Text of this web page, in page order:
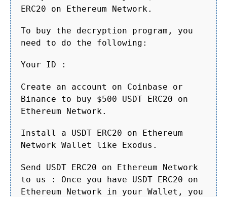
ERC20 on Ethereum Network.
To buy the decryption program, you
need to do the following:
Your ID :
Create an account on Coinbase or
Binance to buy $500 USDT ERC20 on
Ethereum Network.
Install a USDT ERC20 on Ethereum
Network Wallet like Exodus.
Send USDT ERC20 on Ethereum Network
to us : Once you have USDT ERC20 on
Ethereum Network in your Wallet, you